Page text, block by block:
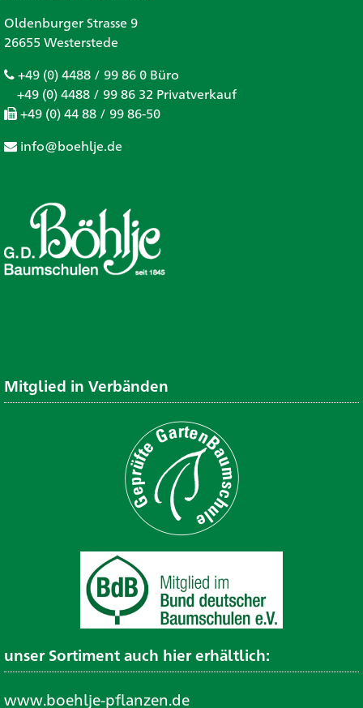
Oldenburger Strasse 9
26655 Westerstede
+49 (0) 4488 / 99 86 0 Büro
+49 (0) 4488 / 99 86 32 Privatverkauf
+49 (0) 44 88 / 99 86-50
info@boehlje.de
Mitglied in Verbänden
unser Sortiment auch hier erhältlich:
www.boehlje-pflanzen.de